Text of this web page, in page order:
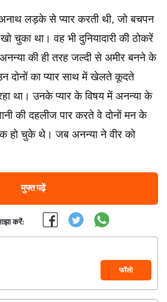
लड़के से प्यार करती थी, जो बचपन
चुका था। वह भी दुनियादारी की ठोकरें
की ही तरह जल्दी से अमीर बनने के
दोनों का प्यार साथ में खेलते कूदते
था। उनके प्यार के विषय में अनन्या के
की दहलीज पार करते वे दोनों मन के
हो चुके थे। जब अनन्या ने वीर को
मुफ्त पढ़ें
करें:
फॉलो